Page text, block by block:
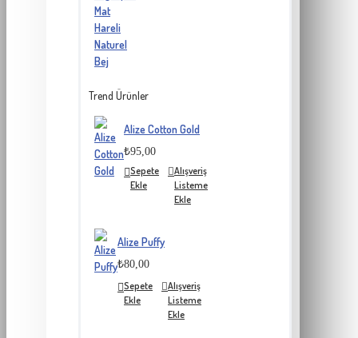
Trend Ürünler
Alize Cotton Gold
₺95,00
Sepete
Ekle
Alışveriş
Listeme
Ekle
Alize Puffy
₺80,00
Sepete
Ekle
Alışveriş
Listeme
Ekle